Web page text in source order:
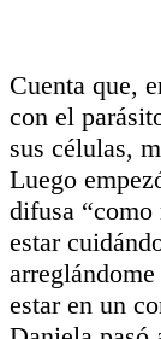
Cuenta que,
con el
sus células,
Luego
difusa “como
estar
estar en un